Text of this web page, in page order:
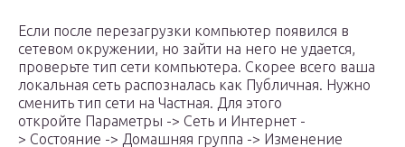
Если после перезагрузки компьютер появился в
сетевом окружении, но зайти на него не удается,
проверьте тип сети компьютера. Скорее всего ваша
локальная сеть распозналась как Публичная. Нужно
сменить тип сети на Частная. Для этого
откройте Параметры -> Сеть и Интернет -
> Состояние -> Домашняя группа -> Изменение